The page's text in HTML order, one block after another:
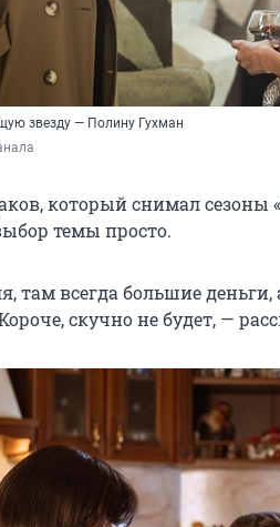
звезду — Полину Гухман
который снимал сезоны
темы просто.
там всегда большие деньги,
скучно не будет, —